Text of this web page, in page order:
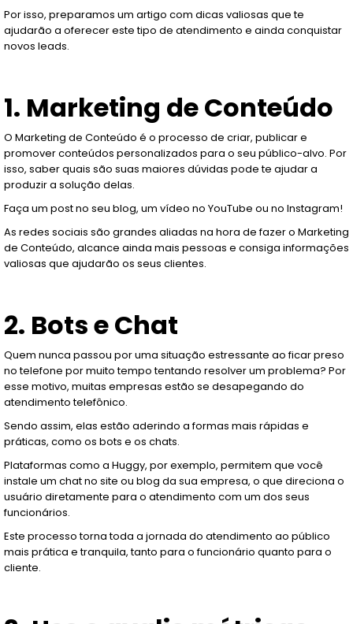
Por isso, preparamos um artigo com dicas valiosas que te
ajudarão a oferecer este tipo de atendimento e ainda conquistar
novos leads.
1. Marketing de Conteúdo
O Marketing de Conteúdo é o processo de criar, publicar e
promover conteúdos personalizados para o seu público-alvo. Por
isso, saber quais são suas maiores dúvidas pode te ajudar a
produzir a solução delas.
Faça um post no seu blog, um vídeo no YouTube ou no Instagram!
As redes sociais são grandes aliadas na hora de fazer o Marketing
de Conteúdo, alcance ainda mais pessoas e consiga informações
valiosas que ajudarão os seus clientes.
2. Bots e Chat
Quem nunca passou por uma situação estressante ao ficar preso
no telefone por muito tempo tentando resolver um problema? Por
esse motivo, muitas empresas estão se desapegando do
atendimento telefônico.
Sendo assim, elas estão aderindo a formas mais rápidas e
práticas, como os bots e os chats.
Plataformas como a Huggy, por exemplo, permitem que você
instale um chat no site ou blog da sua empresa, o que direciona o
usuário diretamente para o atendimento com um dos seus
funcionários.
Este processo torna toda a jornada do atendimento ao público
mais prática e tranquila, tanto para o funcionário quanto para o
cliente.